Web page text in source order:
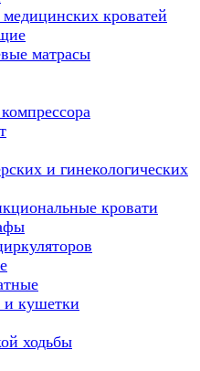
кроватей
матрасы
и гинекологических
кровати
кушетки
ходьбы